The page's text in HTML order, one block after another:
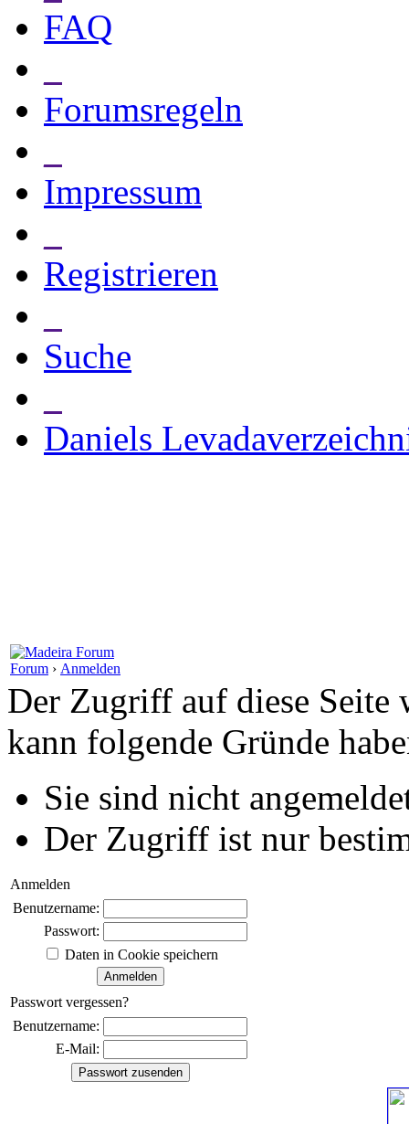
FAQ
Forumsregeln
Impressum
Registrieren
Suche
Daniels
Forum › Anmelden
Der Zugriff auf diese Seite
kann folgende Gründe
Sie sind nicht
Der Zugriff ist nur
Anmelden
Benutzername:
Passwort:
Daten in Cookie speichern
Passwort vergessen?
Benutzername:
E-Mail: